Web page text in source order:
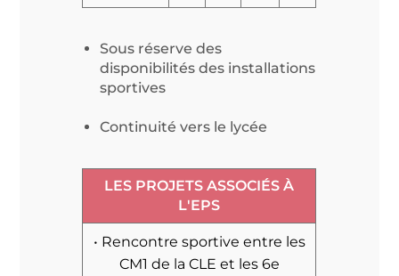
Sous réserve des
disponibilités des installations
sportives
Continuité vers le lycée
LES PROJETS ASSOCIÉS À
L'EPS
• Rencontre sportive entre les
CM1 de la CLE et les 6e